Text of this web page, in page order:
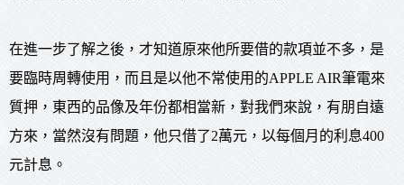
在進一步了解之後，才知道原來他所要借的款項並不多，是
要臨時周轉使用，而且是以他不常使用的APPLE AIR筆電來
質押，東西的品像及年份都相當新，對我們來說，有朋自遠
方來，當然沒有問題，他只借了2萬元，以每個月的利息400
元計息。